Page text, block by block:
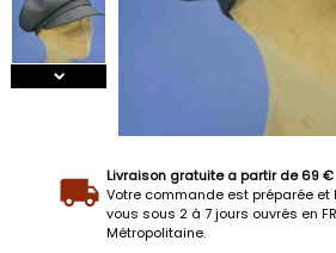
Livraison gratuite a partir de 69 €
Votre commande est préparée et
vous sous 2 à 7 jours ouvrés en
Métropolitaine.